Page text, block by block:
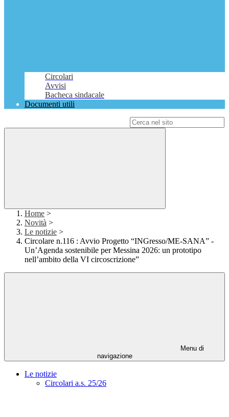
Circolari
Avvisi
Bacheca sindacale
Documenti utili
Home >
Novità >
Le notizie >
Circolare n.116 : Avvio Progetto “INGresso/ME-SANA” -
Un’Agenda sostenibile per Messina 2026: un prototipo
nell’ambito della VI circoscrizione”
Menu di
navigazione
Le notizie
Circolari a.s. 25/26